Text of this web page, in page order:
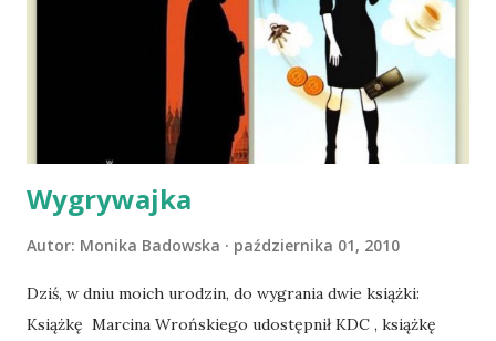
atak padaczki, co spowodowało, że wyjazd odwołaliśmy,
wdrożyliśmy leczenie i od nowa zaczęliśmy oswajać z nami i
wspólnym życiem zdezorientowanego chorobą psa. Udało
się ustabilizować zawirowania zdrowotne i wówczas
zaczęliśmy się cieszyć sobą wzajemnie już na 100%.
Dopier...
Wygrywajka
Autor: Monika Badowska października 01, 2010
Dziś, w dniu moich urodzin, do wygrania dwie książki:
Książkę Marcina Wrońskiego udostępnił KDC , książkę